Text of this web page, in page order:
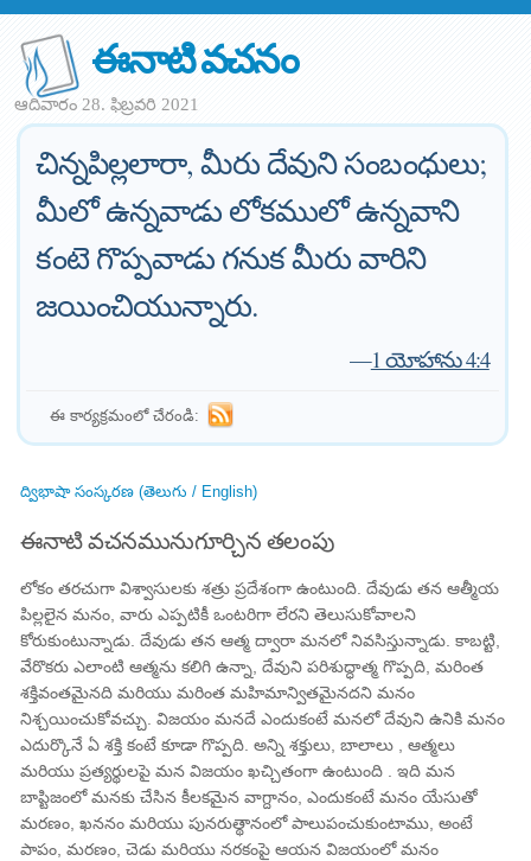
ఈనాటి వచనం
ఆదివారం 28. ఫిబ్రవరి 2021
చిన్నపిల్లలారా, మీరు దేవుని సంబంధులు;
మీలో ఉన్నవాడు లోకములో ఉన్నవాని
కంటె గొప్పవాడు గనుక మీరు వారిని
జయించియున్నారు.
—1 యోహాను 4:4
ఈ కార్యక్రమంలో చేరండి:
ద్విభాషా సంస్కరణ (తెలుగు / English)
ఈనాటి వచనమునుగూర్చిన తలంపు
లోకం తరచుగా విశ్వాసులకు శత్రు ప్రదేశంగా ఉంటుంది. దేవుడు తన ఆత్మీయ
పిల్లలైన మనం, వారు ఎప్పటికీ ఒంటరిగా లేరని తెలుసుకోవాలని
కోరుకుంటున్నాడు. దేవుడు తన ఆత్మ ద్వారా మనలో నివసిస్తున్నాడు. కాబట్టి,
వేరొకరు ఎలాంటి ఆత్మను కలిగి ఉన్నా, దేవుని పరిశుద్ధాత్మ గొప్పది, మరింత
శక్తివంతమైనది మరియు మరింత మహిమాన్వితమైనదని మనం
నిశ్చయించుకోవచ్చు. విజయం మనదే ఎందుకంటే మనలో దేవుని ఉనికి మనం
ఎదుర్కొనే ఏ శక్తి కంటే కూడా గొప్పది. అన్ని శక్తులు, బాలాలు , ఆత్మలు
మరియు ప్రత్యర్థులపై మన విజయం ఖచ్చితంగా ఉంటుంది . ఇది మన
బాప్టిజంలో మనకు చేసిన కీలకమైన వాగ్దానం, ఎందుకంటే మనం యేసుతో
మరణం, ఖననం మరియు పునరుత్థానంలో పాలుపంచుకుంటాము, అంటే
పాపం, మరణం, చెడు మరియు నరకంపై ఆయన విజయంలో మనం